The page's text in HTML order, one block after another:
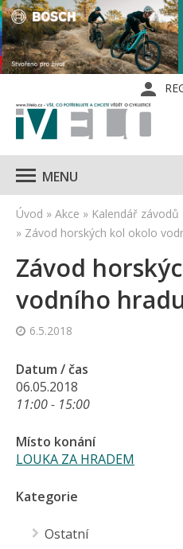
MENU
Úvod » Akce » Kalendář závodů
» Závod horských kol okolo
Závod
vodního
6.5.2018
Datum / čas
06.05.2018
11:00 - 15:00
Místo konání
LOUKA ZA HRADEM
Kategorie
Ostatní